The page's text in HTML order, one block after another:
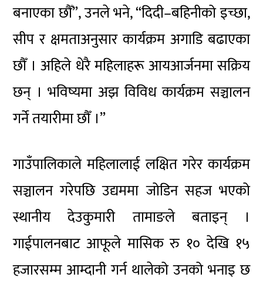
बनाएका छौँ”, उनले भने, “दिदी–बहिनीको इच्छा,
सीप र क्षमताअनुसार कार्यक्रम अगाडि बढाएका
छौँ । अहिले धेरै महिलाहरू आयआर्जनमा सक्रिय
छन् । भविष्यमा अझ विविध कार्यक्रम सञ्चालन
गर्ने तयारीमा छौँ ।”
गाउँपालिकाले महिलालाई लक्षित गरेर कार्यक्रम
सञ्चालन गरेपछि उद्यममा जोडिन सहज भएको
स्थानीय देउकुमारी तामाङले बताइन् ।
गाईपालनबाट आफूले मासिक रु १० देखि १५
हजारसम्म आम्दानी गर्न थालेको उनको भनाइ छ